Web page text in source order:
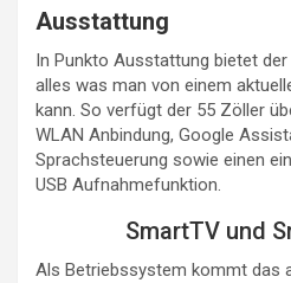
Ausstattung
In Punkto Ausstattung bietet der
alles was man von einem
kann. So verfügt der 55 Zöller
WLAN Anbindung, Google
Sprachsteuerung sowie einen
USB Aufnahmefunktion.
SmartTV und
Als Betriebssystem kommt das